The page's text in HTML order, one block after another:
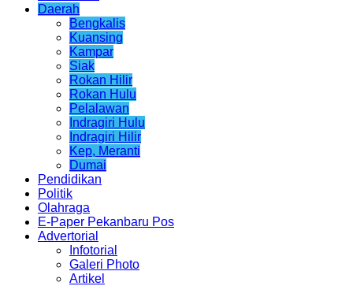
Daerah
Bengkalis
Kuansing
Kampar
Siak
Rokan Hilir
Rokan Hulu
Pelalawan
Indragiri Hulu
Indragiri Hilir
Kep, Meranti
Dumai
Pendidikan
Politik
Olahraga
E-Paper Pekanbaru Pos
Advertorial
Infotorial
Galeri Photo
Artikel